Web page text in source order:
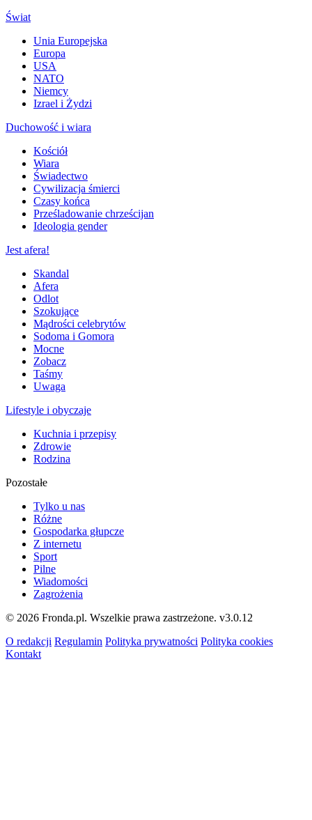
Świat
Unia Europejska
Europa
USA
NATO
Niemcy
Izrael i Żydzi
Duchowość i wiara
Kościół
Wiara
Świadectwo
Cywilizacja śmierci
Czasy końca
Prześladowanie chrześcijan
Ideologia gender
Jest afera!
Skandal
Afera
Odlot
Szokujące
Mądrości celebrytów
Sodoma i Gomora
Mocne
Zobacz
Taśmy
Uwaga
Lifestyle i obyczaje
Kuchnia i przepisy
Zdrowie
Rodzina
Pozostałe
Tylko u nas
Różne
Gospodarka głupcze
Z internetu
Sport
Pilne
Wiadomości
Zagrożenia
© 2026 Fronda.pl. Wszelkie prawa zastrzeżone. v3.0.12
O redakcji Regulamin Polityka prywatności Polityka cookies
Kontakt